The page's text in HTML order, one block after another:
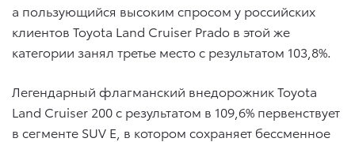
а пользующийся высоким спросом у российских
клиентов Toyota Land Cruiser Prado в этой же
категории занял третье место с результатом 103,8%.
Легендарный флагманский внедорожник Toyota
Land Cruiser 200 с результатом в 109,6% первенствует
в сегменте SUV E, в котором сохраняет бессменное